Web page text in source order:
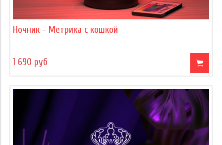
Ночник - Метрика с кошкой
1 690 руб